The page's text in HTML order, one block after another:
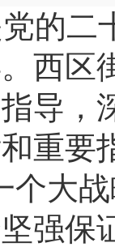
二
西区
导，
重要
个大
强保